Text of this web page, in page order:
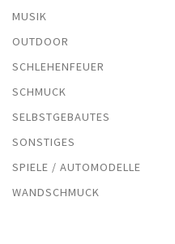
MUSIK
OUTDOOR
SCHLEHENFEUER
SCHMUCK
SELBSTGEBAUTES
SONSTIGES
SPIELE / AUTOMODELLE
WANDSCHMUCK